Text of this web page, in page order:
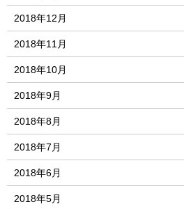
2018年12月
2018年11月
2018年10月
2018年9月
2018年8月
2018年7月
2018年6月
2018年5月